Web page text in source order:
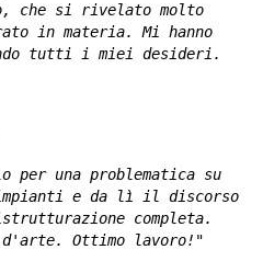
che si rivelato molto
in materia. Mi hanno
tutti i miei desideri.
per una problematica su
e da lì il discorso
completa.
Ottimo lavoro!"